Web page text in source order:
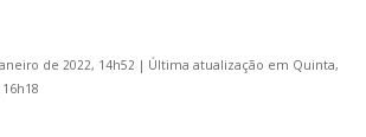
de 2022, 14h52 | Última atualização em Quinta,